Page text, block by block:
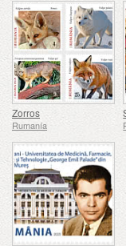
Zorros
Rumanía